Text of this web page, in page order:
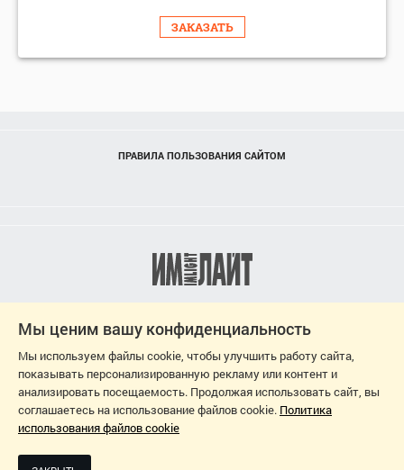
ЗАКАЗАТЬ
ПРАВИЛА ПОЛЬЗОВАНИЯ САЙТОМ
Мы ценим вашу конфиденциальность
Мы используем файлы cookie, чтобы улучшить работу сайта,
показывать персонализированную рекламу или контент и
анализировать посещаемость. Продолжая использовать сайт, вы
соглашаетесь на использование файлов cookie. Политика
использования файлов cookie